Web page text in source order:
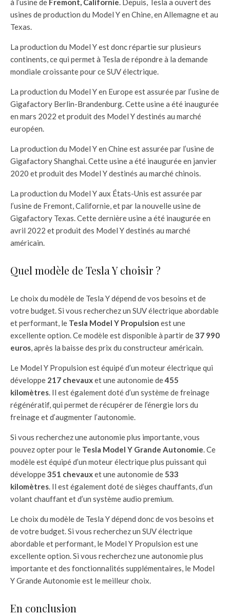
à l’usine de Fremont, Californie. Depuis, Tesla a ouvert des
usines de production du Model Y en Chine, en Allemagne et au
Texas.
La production du Model Y est donc répartie sur plusieurs
continents, ce qui permet à Tesla de répondre à la demande
mondiale croissante pour ce SUV électrique.
La production du Model Y en Europe est assurée par l’usine de
Gigafactory Berlin-Brandenburg. Cette usine a été inaugurée
en mars 2022 et produit des Model Y destinés au marché
européen.
La production du Model Y en Chine est assurée par l’usine de
Gigafactory Shanghai. Cette usine a été inaugurée en janvier
2020 et produit des Model Y destinés au marché chinois.
La production du Model Y aux États-Unis est assurée par
l’usine de Fremont, Californie, et par la nouvelle usine de
Gigafactory Texas. Cette dernière usine a été inaugurée en
avril 2022 et produit des Model Y destinés au marché
américain.
Quel modèle de Tesla Y choisir ?
Le choix du modèle de Tesla Y dépend de vos besoins et de
votre budget. Si vous recherchez un SUV électrique abordable
et performant, le Tesla Model Y Propulsion est une
excellente option. Ce modèle est disponible à partir de37 990
euros, après la baisse des prix du constructeur américain.
Le Model Y Propulsion est équipé d’un moteur électrique qui
développe 217 chevauxet une autonomie de455
kilomètres. Il est également doté d’un système de freinage
régénératif, qui permet de récupérer de l’énergie lors du
freinage et d’augmenter l’autonomie.
Si vous recherchez une autonomie plus importante, vous
pouvez opter pour le Tesla Model Y Grande Autonomie. Ce
modèle est équipé d’un moteur électrique plus puissant qui
développe351 chevauxet une autonomie de533
kilomètres. Il est également doté de sièges chauffants, d’un
volant chauffant et d’un système audio premium.
Le choix du modèle de Tesla Y dépend donc de vos besoins et
de votre budget. Si vous recherchez un SUV électrique
abordable et performant, le Model Y Propulsion est une
excellente option. Si vous recherchez une autonomie plus
importante et des fonctionnalités supplémentaires, le Model
Y Grande Autonomie est le meilleur choix.
En conclusion